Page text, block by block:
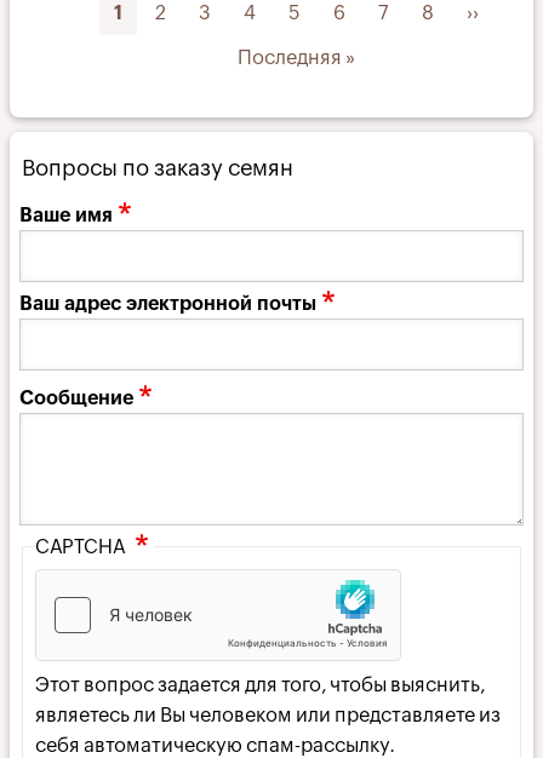
Текущая
1 Page
2 Page
3 Page
4 Page
5 Page
6 Page
7 Page
8
››
Последняя
Последняя »
Вопросы по заказу семян
Ваше имя
Ваш адрес электронной почты
Сообщение
CAPTCHA
Этот вопрос задается для того, чтобы выяснить,
являетесь ли Вы человеком или представляете из
себя автоматическую спам-рассылку.